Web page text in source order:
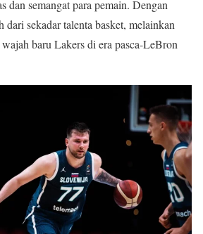
dan semangat para pemain. Dengan
sekadar talenta basket, melainkan
baru Lakers di era pasca-LeBron